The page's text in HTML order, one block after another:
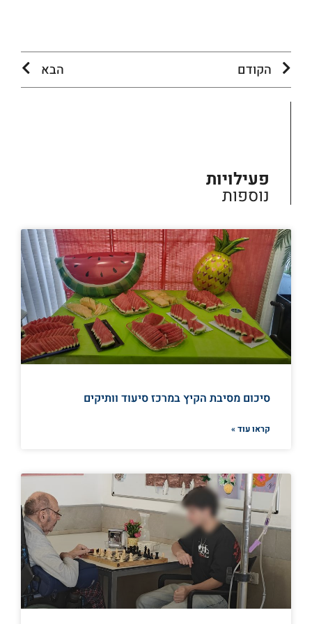
הקודם הבא
פעילויות
נוספות
סיכום מסיבת הקיץ במרכז סיעוד וותיקים
קראו עוד »